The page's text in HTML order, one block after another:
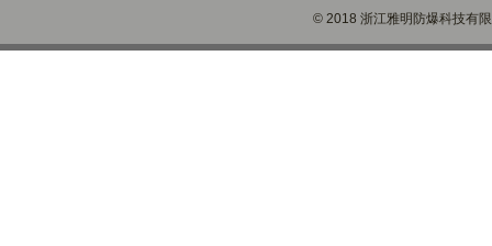
© 2018 浙江雅明防爆科技有